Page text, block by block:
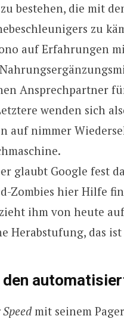
bestehen, die mit
zu
auf Erfahrungen
Ansprechpartner
wenden sich
auf nimmer
glaubt Google fest
Zombies hier Hilfe
ihm von heute
Herabstufung, das
mit seinem